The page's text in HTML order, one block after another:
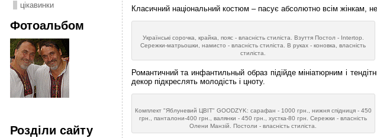
цікавинки
Фотоальбом
Розділи сайту
Класичний національний костюм – пасує абсолютно всім жінкам,
Українські сорочка, крайка, пояс - власність стиліста. Взуття Постол - Intertop.
Сережки-матрьошки, намисто - власність стиліста. В руках - коновка, власність
стиліста.
Романтичний та инфантильный образ підійде мініатюрним і
декор підкреслять молодість і цноту.
Комплект "Яблуневий ЦВІТ" GOODZYK: сарафан - 1000 грн., нижня спідниця - 450
грн., панталони-400 грн., валянки - 450 грн., хустка-80 грн. Сережки - власність
Олени Манзій. Постоли - власність стиліста.